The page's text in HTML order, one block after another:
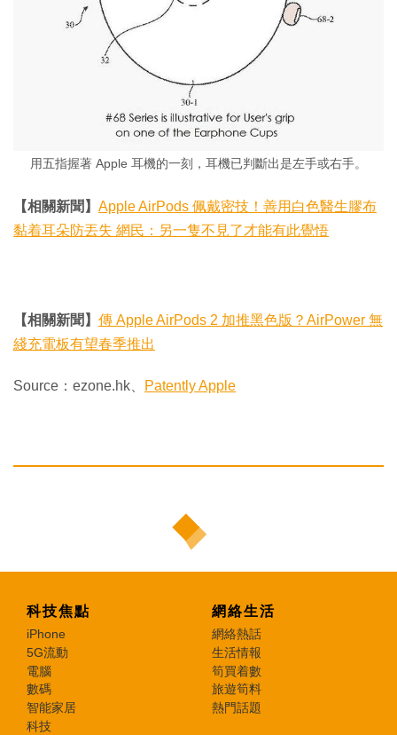
用五指握著 Apple 耳機的一刻，耳機已判斷出是左手或右手。
【相關新聞】 Apple AirPods 佩戴密技！善用白色醫生膠布
黏着耳朵防丟失 網民：另一隻不見了才能有此覺悟
【相關新聞】 傳 Apple AirPods 2 加推黑色版？AirPower 無
綫充電板有望春季推出
Source：ezone.hk、 Patently Apple
科技焦點
iPhone
5G流動
電腦
數碼
智能家居
科技
網絡生活
網絡熱話
生活情報
筍買着數
旅遊筍料
熱門話題